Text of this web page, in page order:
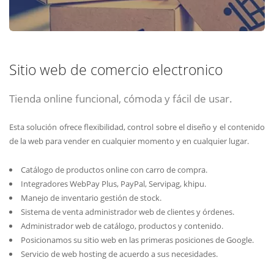
Sitio web de comercio electronico
Tienda online funcional, cómoda y fácil de usar.
Esta solución ofrece flexibilidad, control sobre el diseño y el contenido
de la web para vender en cualquier momento y en cualquier lugar.
Catálogo de productos online con carro de compra.
Integradores WebPay Plus, PayPal, Servipag, khipu.
Manejo de inventario gestión de stock.
Sistema de venta administrador web de clientes y órdenes.
Administrador web de catálogo, productos y contenido.
Posicionamos su sitio web en las primeras posiciones de Google.
Servicio de web hosting de acuerdo a sus necesidades.